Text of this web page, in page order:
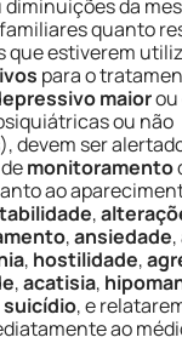
da
quanto
que estiverem
para o
maior
ou não
devem ser
monitoramento
ao
,
,ansiedade,
, hostilidade,
,acatisia,
, e
ao